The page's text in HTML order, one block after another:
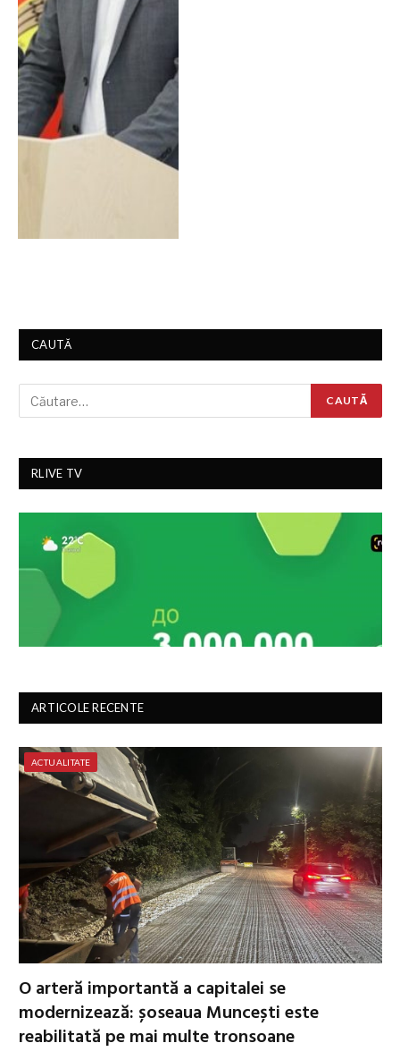
CAUTĂ
RLIVE TV
ARTICOLE RECENTE
ACTUALITATE
O arteră importantă a capitalei se
modernizează: șoseaua Muncești este
reabilitată pe mai multe tronsoane